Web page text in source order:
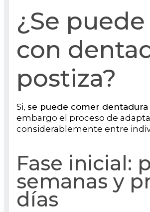
¿Se
con
postiza?
Si, se puede comer dentadura
embargo el proceso de
considerablemente entre
Fase inicial:
semanas y
días